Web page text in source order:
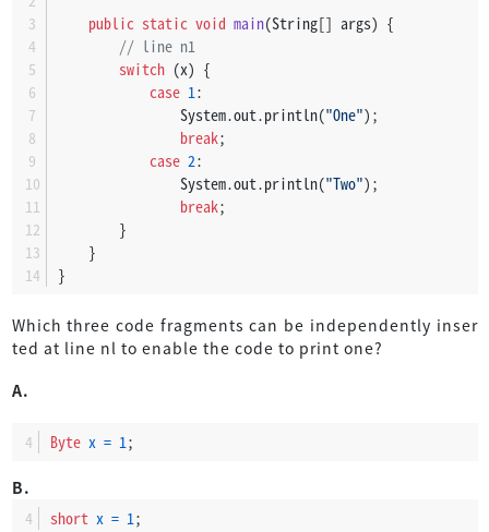
public static void main(String[] args) {
// line n1
switch (x) {
case 1:
                System.out.println(
"One");
break;
case 2:
                System.out.println(
"Two");
break;
        }
    }
}
Which three code fragments can be independently inser
ted at line nl to enable the code to print one?
A.
Byte x = 1 ;
B.
short x = 1 ;